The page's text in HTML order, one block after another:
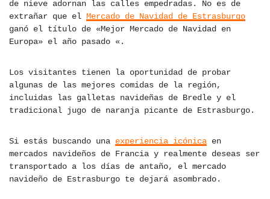
de nieve adornan las calles empedradas. No es de
extrañar que el Mercado de Navidad de Estrasburgo
ganó el título de «Mejor Mercado de Navidad en
Europa» el año pasado «.
Los visitantes tienen la oportunidad de probar
algunas de las mejores comidas de la región,
incluidas las galletas navideñas de Bredle y el
tradicional jugo de naranja picante de Estrasburgo.
Si estás buscando una experiencia icónica en
mercados navideños de Francia y realmente deseas ser
transportado a los días de antaño, el mercado
navideño de Estrasburgo te dejará asombrado.